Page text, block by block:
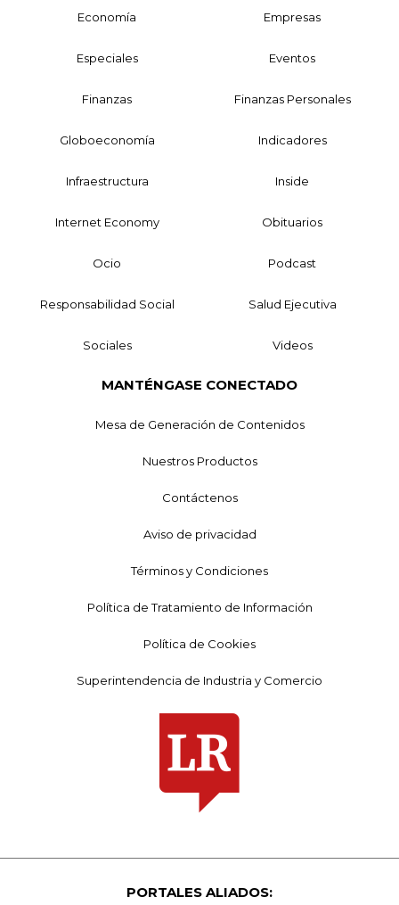
Economía Empresas
Especiales Eventos
Finanzas Finanzas Personales
Globoeconomía Indicadores
Infraestructura Inside
Internet Economy Obituarios
Ocio Podcast
Responsabilidad Social Salud Ejecutiva
Sociales Videos
MANTÉNGASE CONECTADO
Mesa de Generación de Contenidos
Nuestros Productos
Contáctenos
Aviso de privacidad
Términos y Condiciones
Política de Tratamiento de Información
Política de Cookies
Superintendencia de Industria y Comercio
PORTALES ALIADOS: